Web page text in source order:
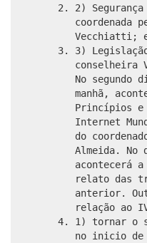
2)
coordenada
Vecchiatti;
3)
conselheira
No segundo
manhã,
Princípios e
Internet
do
Almeida.
acontecerá
relato das
anterior.
relação ao
1) tornar o
no inicio de